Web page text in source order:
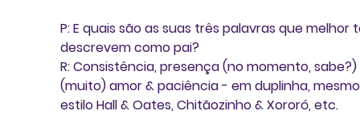
P: E quais são as suas três palavras que melhor
descrevem como pai?
R: Consistência, presença (no momento,
(muito) amor & paciência - em duplinha,
estilo Hall & Oates, Chitãozinho & Xororó, etc.